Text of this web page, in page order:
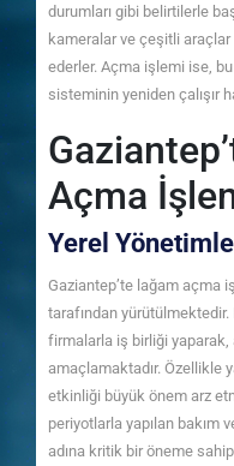
durumları gibi belirtilerle
kameralar ve çeşitli araçlar
ederler. Açma işlemi ise, bu
sisteminin yeniden çalışır
Açma
Yerel
Gaziantep’te lağam açma
tarafından
firmalarla iş birliği yaparak,
amaçlamaktadır. Özellikle
etkinliği büyük önem arz
periyotlarla yapılan bakım
adına kritik bir öneme